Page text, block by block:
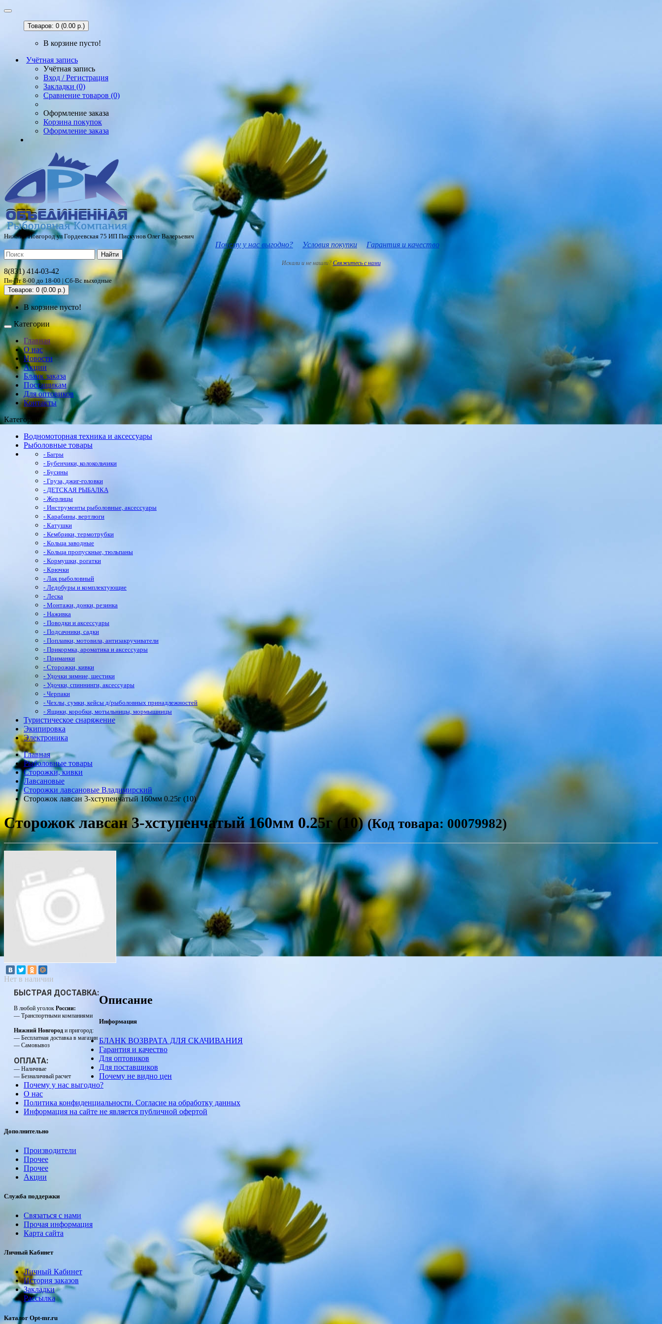
Товаров: 0 (0.00 р.)
В корзине пусто!
Учётная запись
Учётная запись
Вход / Регистрация
Закладки (0)
Сравнение товаров (0)
Оформление заказа
Корзина покупок
Оформление заказа
Нижний Новгород ул Гордеевская 75 ИП Пискунов Олег Валерьевич
Почему у нас выгодно? Условия покупки Гарантия и качество
Найти
Искали и не нашли? Свяжитесь с нами
8(831) 414-03-42
Пн-Пт 8-00 до 18-00 | Сб-Вс выходные
Товаров: 0 (0.00 р.)
В корзине пусто!
Категории
Главная
О нас
Новости
Акции
Бланк заказа
Постащикам
Для оптовиков
Контакты
Категории
Водномоторная техника и аксессуары
Рыболовные товары
- Багры
- Бубенчики, колокольчики
- Бусины
- Груза, джиг-головки
- ДЕТСКАЯ РЫБАЛКА
- Жерлицы
- Инструменты рыболовные, аксессуары
- Карабины, вертлюги
- Катушки
- Кембрики, термотрубки
- Кольца заводные
- Кольца пропускные, тюльпаны
- Кормушки, рогатки
- Крючки
- Лак рыболовный
- Ледобуры и комплектующие
- Леска
- Монтажи, донки, резинка
- Наживка
- Поводки и аксессуары
- Подсачники, садки
- Поплавки, мотовила, антизакручиватели
- Прикормка, ароматика и аксессуары
- Приманки
- Сторожки, кивки
- Удочки зимние, шестики
- Удочки, спиннинги, аксессуары
- Черпаки
- Чехлы, сумки, кейсы д/рыболовных принадлежностей
- Ящики, коробки, мотыльницы, мормышницы
Туристическое снаряжение
Экипировка
Электроника
Главная
Рыболовные товары
Сторожки, кивки
Лавсановые
Сторожки лавсановые Владимирский
Сторожок лавсан 3-хступенчатый 160мм 0.25г (10)
Сторожок лавсан 3-хступенчатый 160мм 0.25г (10) (Код товара: 00079982)
Нет в наличии
БЫСТРАЯ ДОСТАВКА:
В любой уголок России:
— Транспортными компаниями
Нижний Новгород и пригород:
— Бесплатная доставка в магазин
— Самовывоз
ОПЛАТА:
— Наличные
— Безналичный расчет
Описание
Информация
БЛАНК ВОЗВРАТА ДЛЯ СКАЧИВАНИЯ
Гарантия и качество
Для оптовиков
Для поставщиков
Почему не видно цен
Почему у нас выгодно?
О нас
Политика конфиденциальности. Согласие на обработку данных
Информация на сайте не является публичной офертой
Дополнительно
Производители
Прочее
Прочее
Акции
Служба поддержки
Связаться с нами
Прочая информация
Карта сайта
Личный Кабинет
Личный Кабинет
История заказов
Закладки
Рассылка
Каталог Opt-mr.ru